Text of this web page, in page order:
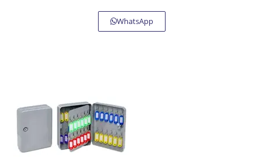
WhatsApp